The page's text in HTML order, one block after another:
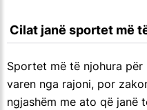
Cilat janë sportet më
Sportet më të njohura
varen nga rajoni, por
ngjashëm me ato që janë